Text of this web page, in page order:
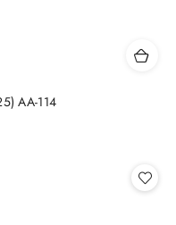
AA-114